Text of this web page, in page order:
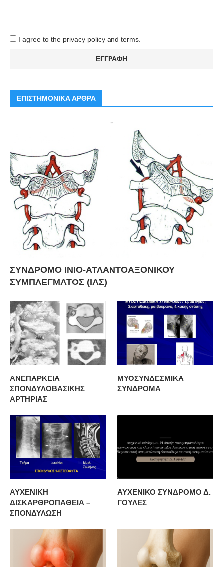
I agree to the privacy policy and terms.
ΕΠΙΣΤΗΜΟΝΙΚΑ ΑΡΘΡΑ
ΣΥΝΔΡΟΜΟ ΙΝΙΟ-ΑΤΛΑΝΤΟΑΞΟΝΙΚΟΥ
ΣΥΜΠΛΕΓΜΑΤΟΣ (ΙΑΣ)
ΑΝΕΠΑΡΚΕΙΑ
ΣΠΟΝΔΥΛΟΒΑΣΙΚΗΣ
ΑΡΤΗΡΙΑΣ
ΜΥΟΣΥΝΔΕΣΜΙΚΑ
ΣΥΝΔΡΟΜΑ
ΑΥΧΕΝΙΚΗ
ΔΙΣΚΑΡΘΡΟΠΑΘΕΙΑ –
ΣΠΟΝΔΥΛΩΣΗ
ΑΥΧΕΝΙΚΟ ΣΥΝΔΡΟΜΟ Δ.
ΓΟΥΛΕΣ